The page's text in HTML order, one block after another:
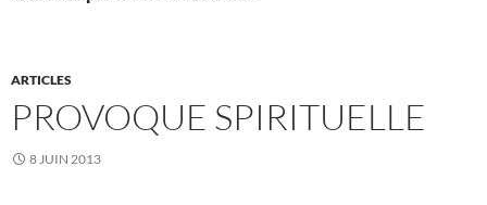
ARTICLES
PROVOQUE SPIRITUELLE
8 JUIN 2013